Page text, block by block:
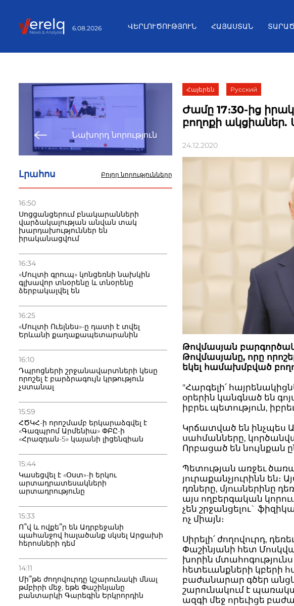
6.08.2026 ՎԵՐԼՈՒԾՈՒԹՅՈՒՆ ՀԱՅԱՍՏԱՆ
Նախորդ նորություն
Լրահոս Բոլոր նորությունները
16:50
Սոցցանցերում բնակարանների
վարձակալության անվան տակ
խարդախություններ են
իրականացվում
16:34
«Մուլտի գրուպ» կոնցեռնի նախկին
գլխավոր տնօրենը և տնօրենը
ձերբակալվել են
16:25
«Մուլտի Ուելնես»-ը դատի է տվել
Երևանի քաղաքապետարանին
16:10
Դպրոցների շրջանավարտների կեսը
որոշել է բարձրագույն կրթություն
չստանալ
15:59
ՀԾԿՀ-ի որոշմամբ երկարաձգվել է
«Գազպրոմ Արմենիա» ՓԲԸ-ի
«Հրազդան-5» կայանի լիցենզիան
15:44
Կասեցվել է «Օստ»-ի երկու
արտադրատեսակների
արտադրությունը
15:33
Ո՞վ և ովքե՞ր են Ադրբեջանի
պահանջով հալածանք սկսել Արցախի
հերոսների դեմ
14:11
Մի՞թե ժողովուրդը կշարունակի մնալ
թմբիրի մեջ, եթե Փաշինյանը
բանտարկի Գարեգին Երկրորդին
Հայերեն Русский
Ժամը 17։30-ից
բողոքի
24.12.2020
Թովմասյան
Թովմասյանը, որը
եկել համախմբված
"Հարգելի՛
օրերին կանգնած են
իբրեւ պետություն,
Կրճատված են ինչպես
սահմանները,
Որբացած են նույնքան
Պետության առջեւ
յուրաքանչյուրինն են։
դռները, մյուսներինը
այս ողբերգական
չեն շրջանցելու`
ոչ միայն։
Սիրելի՛ ժողովուրդ,
Փաշինյանի հետ
խորին
հետեւանքների կբերի
բաժանարար գծեր
շարունակում է
ազգի մեջ որեւիցե